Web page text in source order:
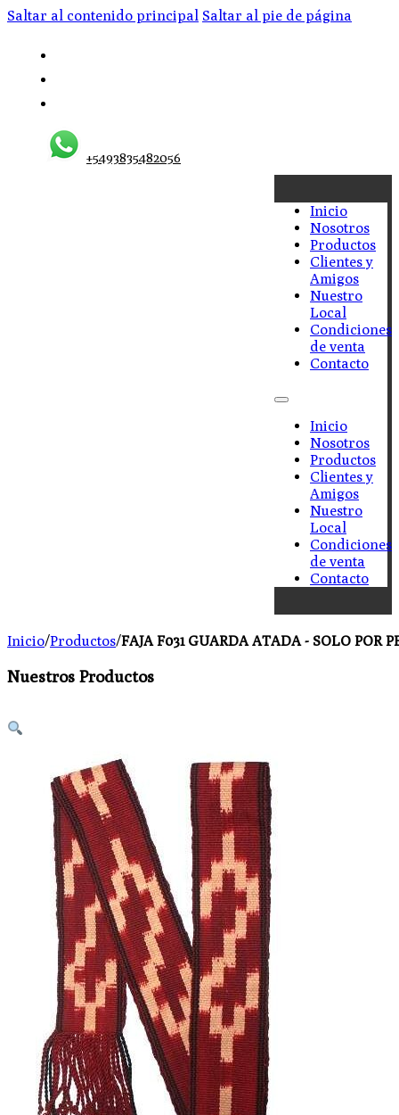
Saltar al contenido principal Saltar al pie de página
+5493835482056
Inicio
Nosotros
Productos
Clientes y
Amigos
Nuestro
Local
Condiciones
de venta
Contacto
Inicio
Nosotros
Productos
Clientes y
Amigos
Nuestro
Local
Condiciones
de venta
Contacto
Inicio/Productos/FAJA F031 GUARDA ATADA - SOLO POR
Nuestros Productos